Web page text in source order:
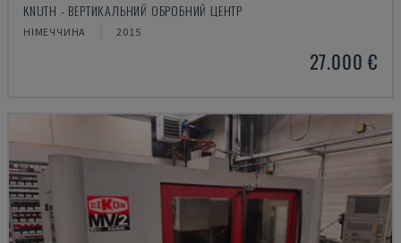
KNUTH - ВЕРТИКАЛЬНИЙ ОБРОБНИЙ ЦЕНТР
НІМЕЧЧИНА 2015
27.000 €